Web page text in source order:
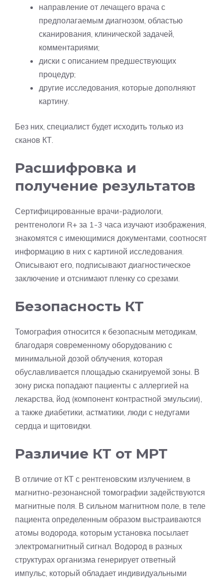
направление от лечащего врача с
предполагаемым диагнозом, областью
сканирования, клинической задачей,
комментариями;
диски с описанием предшествующих
процедур;
другие исследования, которые дополняют
картину.
Без них, специалист будет исходить только из
сканов КТ.
Расшифровка и
получение результатов
Сертифицированные врачи-радиологи,
рентгенологи R+ за 1-3 часа изучают изображения,
знакомятся с имеющимися документами, соотносят
информацию в них с картиной исследования.
Описывают его, подписывают диагностическое
заключение и отснимают пленку со срезами.
Безопасность КТ
Томография относится к безопасным методикам,
благодаря современному оборудованию с
минимальной дозой облучения, которая
обуславливается площадью сканируемой зоны. В
зону риска попадают пациенты с аллергией на
лекарства, йод (компонент контрастной эмульсии),
а также диабетики, астматики, люди с недугами
сердца и щитовидки.
Различие КТ от МРТ
В отличие от КТ с рентгеновским излучением, в
магнитно-резонансной томографии задействуются
магнитные поля. В сильном магнитном поле, в теле
пациента определенным образом выстраиваются
атомы водорода, которым установка посылает
электромагнитный сигнал. Водород в разных
структурах организма генерирует ответный
импульс, который обладает индивидуальными